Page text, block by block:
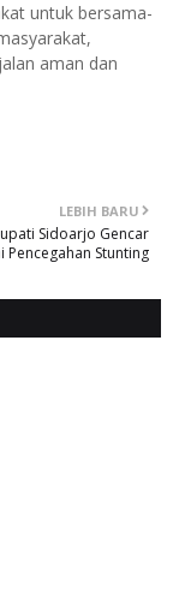
untuk bersama-
aman dan
LEBIH BARU
Sidoarjo Gencar
Pencegahan Stunting